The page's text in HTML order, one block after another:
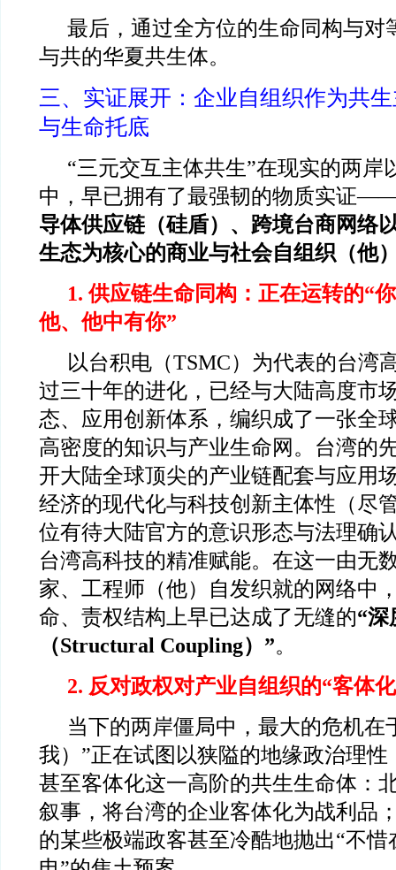
最后，通过全方位的生命同构与对
与共的华夏共生体。
三、实证展开：企业自组织作为共
与生命托底
“三元交互主体共生”在现实的两岸
中，早已拥有了最强韧的物质实证
导体供应链（硅盾）、跨境台商网络
生态为核心的商业与社会自组织（他
1.供应链生命同构：正在运转的“
他、他中有你”
以台积电（TSMC）为代表的台湾
过三十年的进化，已经与大陆高度市
态、应用创新体系，编织成了一张全
高密度的知识与产业生命网。台湾的
开大陆全球顶尖的产业链配套与应用
经济的现代化与科技创新主体性（尽
位有待大陆官方的意识形态与法理确
台湾高科技的精准赋能。在这一由无
家、工程师（他）自发织就的网络中
命、责权结构上早已达成了无缝的“深
（Structural Coupling）”。
2. 反对政权对产业自组织的“客体
当下的两岸僵局中，最大的危机在
我）”正在试图以狭隘的地缘政治理
甚至客体化这一高阶的共生生命体：
叙事，将台湾的企业客体化为战利品
的某些极端政客甚至冷酷地抛出“不